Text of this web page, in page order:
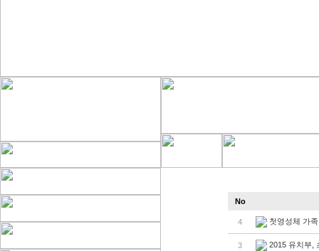
No
4 첫영성체 가
3 2015 유치부,